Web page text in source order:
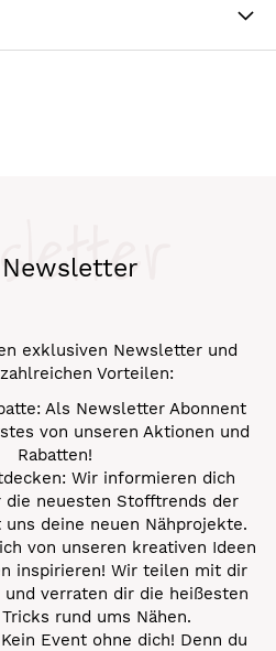
exklusiven Newsletter und
Vorteilen:
Als Newsletter Abonnent
von unseren Aktionen und
Rabatten!
Wir informieren dich
die neuesten Stofftrends der
uns deine neuen Nähprojekte.
von unseren kreativen Ideen
inspirieren! Wir teilen mit dir
und verraten dir die heißesten
rund ums Nähen.
Event ohne dich! Denn du